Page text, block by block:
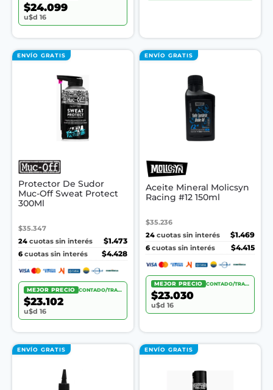
$24.099
u$d 16
ENVÍO GRATIS
Protector De Sudor
Muc-Off Sweat Protect
300Ml
$35.347
24 cuotas sin interés
$1.473
6 cuotas sin interés $4.428
MEJOR PRECIO CONTADO/TRANSF.
$23.102
u$d 16
ENVÍO GRATIS
Aceite Mineral Molicsyn
Racing #12 150ml
$35.236
24 cuotas sin interés
$1.469
6 cuotas sin interés $4.415
MEJOR PRECIO CONTADO/TRANSF.
$23.030
u$d 16
ENVÍO GRATIS ENVÍO GRATIS